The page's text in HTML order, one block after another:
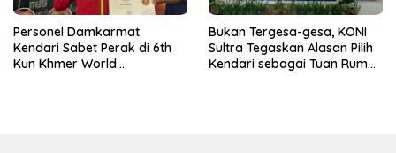
Personel Damkarmat
Kendari Sabet Perak di 6th
Kun Khmer World
Bukan Tergesa-gesa, KONI
Sultra Tegaskan Alasan Pilih
Kendari sebagai Tuan Rumah